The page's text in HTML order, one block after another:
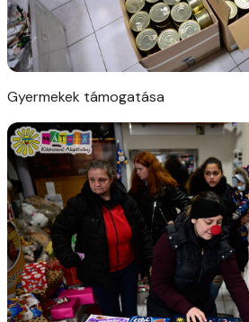
Gyermekek támogatása